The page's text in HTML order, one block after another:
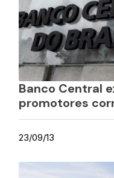
Banco Central
promotores
23/09/13